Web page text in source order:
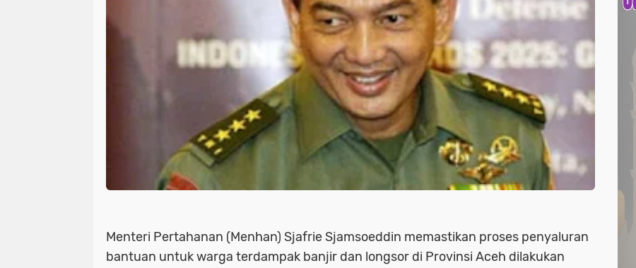
Menteri Pertahanan (Menhan) Sjafrie Sjamsoeddin memastikan proses penyaluran
bantuan untuk warga terdampak banjir dan longsor di Provinsi Aceh dilakukan